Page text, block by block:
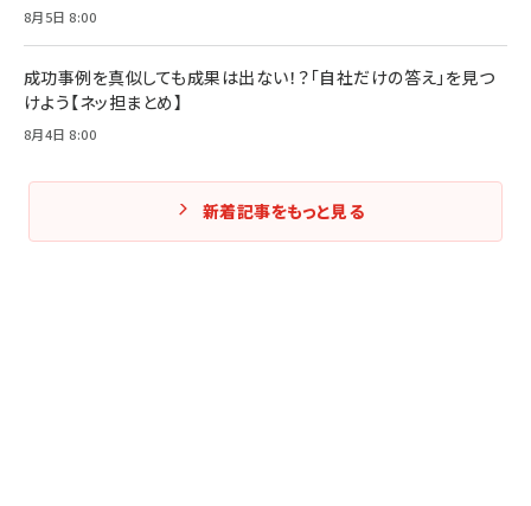
8月5日 8:00
成功事例を真似しても成果は出ない！？「自社だけの答え」を見つ
けよう【ネッ担まとめ】
8月4日 8:00
新着記事をもっと見る